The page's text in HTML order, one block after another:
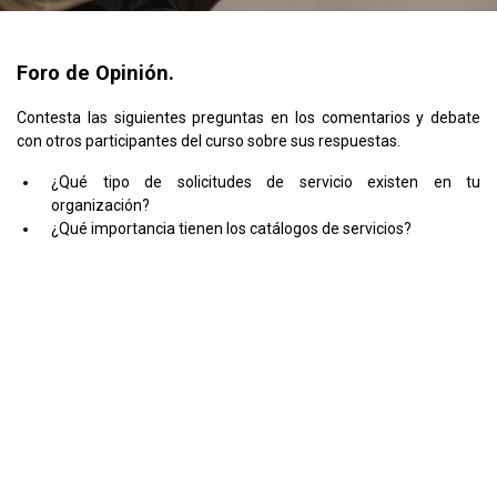
Foro de Opinión.
Contesta las siguientes preguntas en los comentarios y debate
con otros participantes del curso sobre sus respuestas.
¿Qué tipo de solicitudes de servicio existen en tu
organización?
¿Qué importancia tienen los catálogos de servicios?